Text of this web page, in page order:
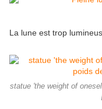
La lune est trop
statue 'the weight of